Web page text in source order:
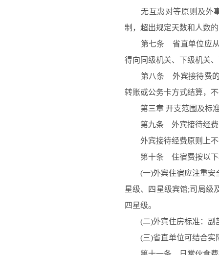
无互惠对等原则及外事
制，超出规定天数和人数
第七条 省直单位应从严
得向同级机关、下级机关
第八条 外宾接待费的报
转账或公务卡方式结算，
第三章 开支范围及标
第九条 外宾接待经费开
外宾接待经费原则上不
第十条 住宿费按以下
(一)外宾住宿应注重
星级、四星级宾馆;司局级
四星级。
(二)外宾住房标准：副
(三)省直单位可结合实